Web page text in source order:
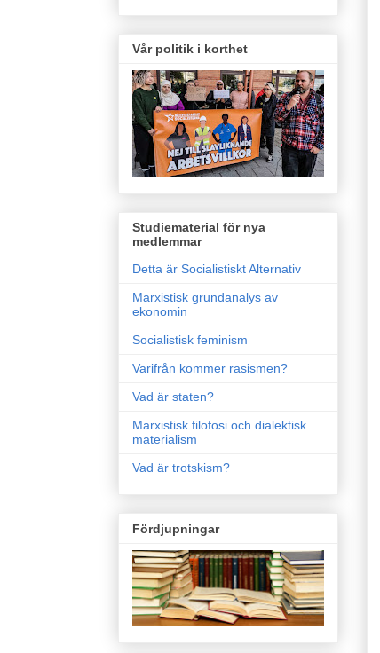
Vår politik i korthet
Studiematerial för nya
medlemmar
Detta är Socialistiskt Alternativ
Marxistisk grundanalys av
ekonomin
Socialistisk feminism
Varifrån kommer rasismen?
Vad är staten?
Marxistisk filofosi och dialektisk
materialism
Vad är trotskism?
Fördjupningar